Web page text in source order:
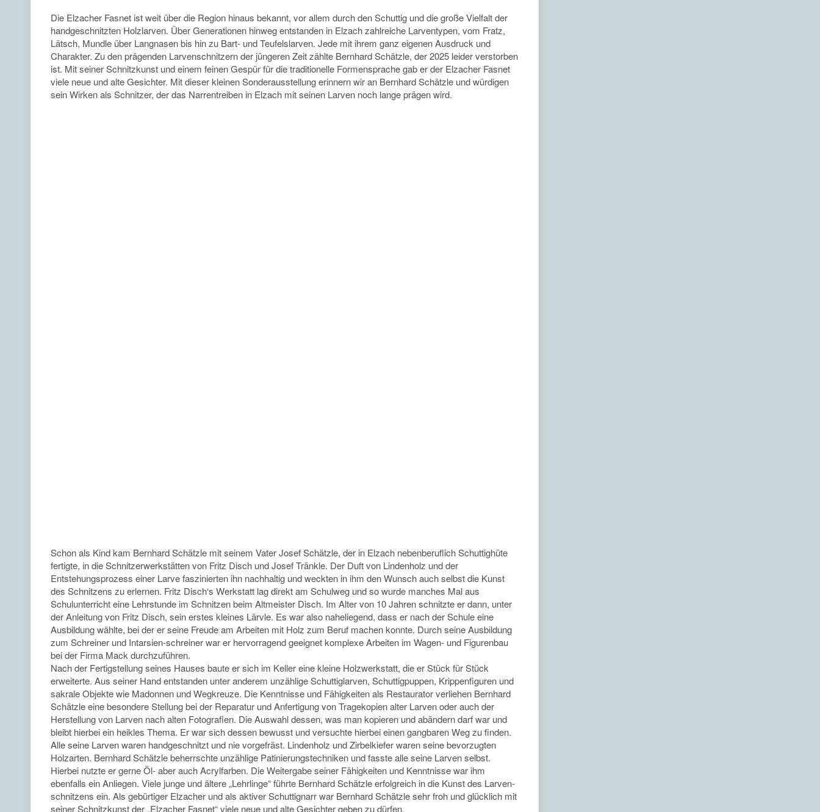
Die Elzacher Fasnet ist weit über die Region hinaus bekannt, vor allem durch den Schuttig und die große Vielfalt der
handgeschnitzten Holzlarven. Über Generationen hinweg entstanden in Elzach zahlreiche Larventypen, vom Fratz,
Lätsch, Mundle über Langnasen bis hin zu Bart- und Teufelslarven. Jede mit ihrem ganz eigenen Ausdruck und
Charakter. Zu den prägenden Larvenschnitzern der jüngeren Zeit zählte Bernhard Schätzle, der 2025 leider verstorben
ist. Mit seiner Schnitzkunst und einem feinen Gespür für die traditionelle Formensprache gab er der Elzacher Fasnet
viele neue und alte Gesichter. Mit dieser kleinen Sonderausstellung erinnern wir an Bernhard Schätzle und würdigen
sein Wirken als Schnitzer, der das Narrentreiben in Elzach mit seinen Larven noch lange prägen wird.
Schon als Kind kam Bernhard Schätzle mit seinem Vater Josef Schätzle, der in Elzach nebenberuflich Schuttighüte
fertigte, in die Schnitzerwerkstätten von Fritz Disch und Josef Tränkle. Der Duft von Lindenholz und der
Entstehungsprozess einer Larve faszinierten ihn nachhaltig und weckten in ihm den Wunsch auch selbst die Kunst
des Schnitzens zu erlernen. Fritz Disch‘s Werkstatt lag direkt am Schulweg und so wurde manches Mal aus
Schulunterricht eine Lehrstunde im Schnitzen beim Altmeister Disch. Im Alter von 10 Jahren schnitzte er dann, unter
der Anleitung von Fritz Disch, sein erstes kleines Lärvle. Es war also naheliegend, dass er nach der Schule eine
Ausbildung wählte, bei der er seine Freude am Arbeiten mit Holz zum Beruf machen konnte. Durch seine Ausbildung
zum Schreiner und Intarsien-schreiner war er hervorragend geeignet komplexe Arbeiten im Wagen- und Figurenbau
bei der Firma Mack durchzuführen.
Nach der Fertigstellung seines Hauses baute er sich im Keller eine kleine Holzwerkstatt, die er Stück für Stück
erweiterte. Aus seiner Hand entstanden unter anderem unzählige Schuttiglarven, Schuttigpuppen, Krippenfiguren und
sakrale Objekte wie Madonnen und Wegkreuze. Die Kenntnisse und Fähigkeiten als Restaurator verliehen Bernhard
Schätzle eine besondere Stellung bei der Reparatur und Anfertigung von Tragekopien alter Larven oder auch der
Herstellung von Larven nach alten Fotografien. Die Auswahl dessen, was man kopieren und abändern darf war und
bleibt hierbei ein heikles Thema. Er war sich dessen bewusst und versuchte hierbei einen gangbaren Weg zu finden.
Alle seine Larven waren handgeschnitzt und nie vorgefräst. Lindenholz und Zirbelkiefer waren seine bevorzugten
Holzarten. Bernhard Schätzle beherrschte unzählige Patinierungstechniken und fasste alle seine Larven selbst.
Hierbei nutzte er gerne Öl- aber auch Acrylfarben. Die Weitergabe seiner Fähigkeiten und Kenntnisse war ihm
ebenfalls ein Anliegen. Viele junge und ältere „Lehrlinge“ führte Bernhard Schätzle erfolgreich in die Kunst des Larven-
schnitzens ein. Als gebürtiger Elzacher und als aktiver Schuttignarr war Bernhard Schätzle sehr froh und glücklich mit
seiner Schnitzkunst der „Elzacher Fasnet“ viele neue und alte Gesichter geben zu dürfen.